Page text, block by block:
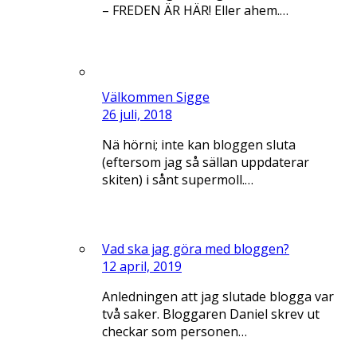
– FREDEN ÄR HÄR! Eller ahem.…
Välkommen Sigge
26 juli, 2018
Nä hörni; inte kan bloggen sluta
(eftersom jag så sällan uppdaterar
skiten) i sånt supermoll.…
Vad ska jag göra med bloggen?
12 april, 2019
Anledningen att jag slutade blogga var
två saker. Bloggaren Daniel skrev ut
checkar som personen…